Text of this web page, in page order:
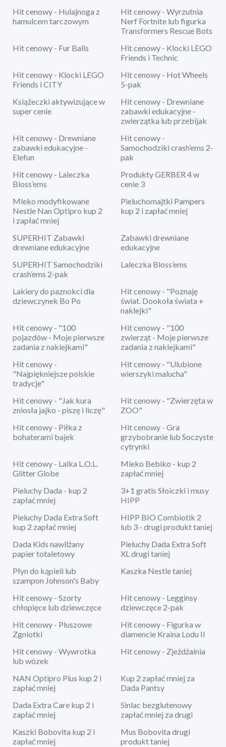
Hit cenowy - Hulajnoga z
hamulcem tarczowym
Hit cenowy - Wyrzutnia
Nerf Fortnite lub figurka
Transformers Rescue Bots
Hit cenowy - Fur Balls
Hit cenowy - Klocki LEGO
Friends i Technic
Hit cenowy - Klocki LEGO
Friends i CITY
Hit cenowy - Hot Wheels
5-pak
Książeczki aktywizujące w
super cenie
Hit cenowy - Drewniane
zabawki edukacyjne -
zwierzątka lub przebijak
Hit cenowy - Drewniane
zabawki edukacyjne -
Elefun
Hit cenowy -
Samochodziki crash’ems 2-
pak
Hit cenowy - Laleczka
Bloss’ems
Produkty GERBER 4 w
cenie 3
Mleko modyfikowane
Nestle Nan Optipro kup 2
i zapłać mniej
Pieluchomajtki Pampers
kup 2 i zapłać mniej
SUPERHIT Zabawki
drewniane edukacyjne
Zabawki drewniane
edukacyjne
SUPERHIT Samochodziki
crash’ems 2-pak
Laleczka Bloss’ems
Lakiery do paznokci dla
dziewczynek Bo Po
Hit cenowy - "Poznaję
świat. Dookoła świata +
naklejki"
Hit cenowy - "100
pojazdów - Moje pierwsze
zadania z naklejkami"
Hit cenowy - "100
zwierząt - Moje pierwsze
zadania z naklejkami"
Hit cenowy -
"Najpiękniejsze polskie
tradycje"
Hit cenowy - "Ulubione
wierszyki malucha"
Hit cenowy - "Jak kura
zniosła jajko - piszę i liczę"
Hit cenowy - "Zwierzęta w
ZOO"
Hit cenowy - Piłka z
bohaterami bajek
Hit cenowy - Gra
grzybobranie lub Soczyste
cytrynki
Hit cenowy - Lalka L.O.L.
Glitter Globe
Mleko Bebiko - kup 2
zapłać mniej
Pieluchy Dada - kup 2
zapłać mniej
3+1 gratis Słoiczki i musy
HIPP
Pieluchy Dada Extra Soft
kup 2 zapłać mniej
HIPP BIO Combiotik 2
lub 3 - drugi produkt taniej
Dada Kids nawilżany
papier totaletowy
Pieluchy Dada Extra Soft
XL drugi taniej
Płyn do kąpieli lub
szampon Johnson's Baby
Kaszka Nestle taniej
Hit cenowy - Szorty
chłopięce lub dziewczęce
Hit cenowy - Legginsy
dziewczęce 2-pak
Hit cenowy - Pluszowe
Zgniotki
Hit cenowy - Figurka w
diamencie Kraina Lodu II
Hit cenowy - Wywrotka
lub wózek
Hit cenowy - Zjeżdżalnia
NAN Optipro Plus kup 2 i
zapłać mniej
Kup 2 zapłać mniej za
Dada Pantsy
Dada Extra Care kup 2 i
zapłać mniej
Sinlac bezglutenowy
zapłać mniej za drugi
Kaszki Bobovita kup 2 i
zapłać mniej
Mus Bobovita drugi
produkt taniej